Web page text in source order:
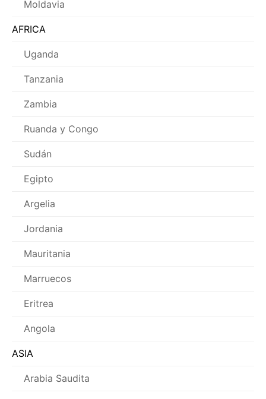
Moldavia
AFRICA
Uganda
Tanzania
Zambia
Ruanda y Congo
Sudán
Egipto
Argelia
Jordania
Mauritania
Marruecos
Eritrea
Angola
ASIA
Arabia Saudita